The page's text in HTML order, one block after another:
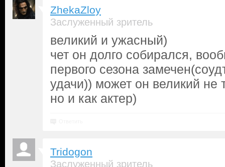
ZhekaZloy
Заслуженный зритель
великий и ужасный)
чет он долго собирался,
первого сезона
удачи)) может он великий не
но и как актер)
Tridogon
Заслуженный зритель